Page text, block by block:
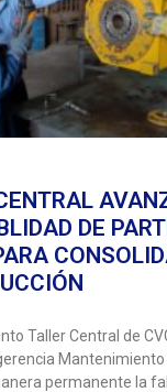
DE
Taller Central de
Mantenimiento
permanente la